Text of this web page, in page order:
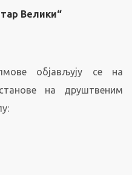
Велики“
објављују се на
на друштвеним